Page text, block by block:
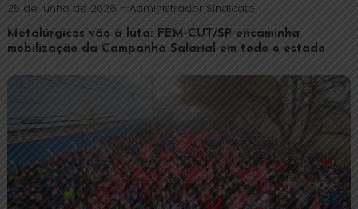
25 de junho de 2026 Administrador Sindicato
Metalúrgicos vão à luta: FEM-CUT/SP encaminha
mobilização da Campanha Salarial em todo o estado